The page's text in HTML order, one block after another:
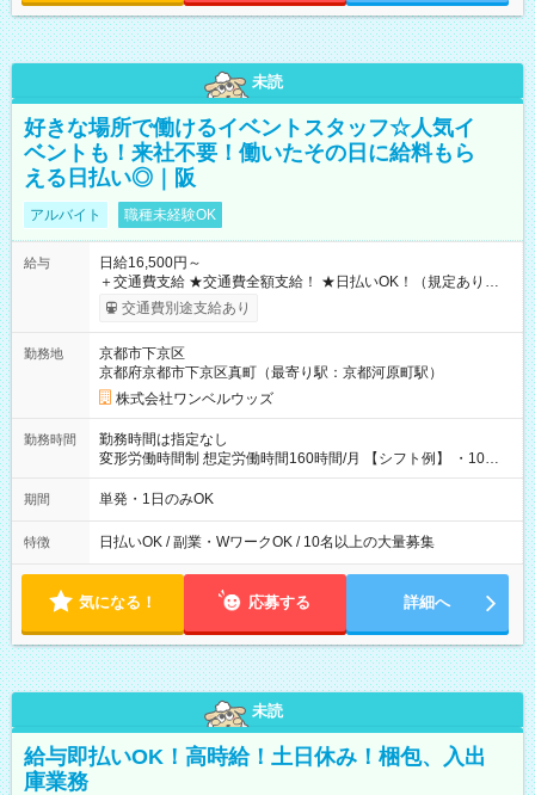
未読
好きな場所で働けるイベントスタッフ☆人気イ
ベントも！来社不要！働いたその日に給料もら
える日払い◎｜阪
アルバイト 職種未経験OK
給与
日給16,500円～
＋交通費支給 ★交通費全額支給！ ★日払いOK！（規定あり） ┗
働いたその日に現金GET♪ お仕事後はコンビニATMから 日払
交通費別途支給あり
勤務地
京都市下京区
京都府京都市下京区真町（最寄り駅：京都河原町駅）
株式会社ワンベルウッズ
勤務時間
勤務時間は指定なし
変形労働時間制 想定労働時間160時間/月 【シフト例】 ・10：
00～20：00
期間 単発・1日のみOK
特徴 日払いOK / 副業・WワークOK / 10名以上の大量募集
気になる！ 応募する 詳細へ
未読
給与即払いOK！高時給！土日休み！梱包、入出
庫業務